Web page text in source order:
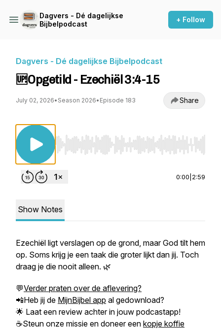
Dagvers - Dé dagelijkse
Bijbelpodcast
+ Follow
Dagvers - Dé dagelijkse Bijbelpodcast
🆙Opgetild - Ezechiël 3:4-15
July 02, 2026• Season 2026• Episode 183 Share
Use Left/Right to seek, Home/End to jump
0:00 2:59
Show Notes
Ezechiël ligt verslagen op de grond, maar God tilt hem
op. Soms krijg je een taak die groter lijkt dan jij. Toch
draag je die nooit alleen. 🌿
💬Verder praten over de aflevering?
📲Heb jij de MijnBijbel app al gedownload?
🌟 Laat een review achter in jouw podcastapp!
☕Steun onze missie en doneer een kopje koffie